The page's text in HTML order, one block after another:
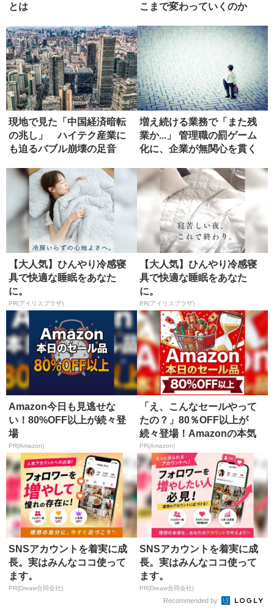
とは
こまで変わっていくのか
現地で見た「中国経済暗転
の兆し」 ハイテク産業に
も迫るバブル崩壊の足音
増え続ける業務で「また残
業か...」 管理職の罰ゲーム
化に、企業が無関心を貫く
【大人気】ひんやり冷感寝
具で快適な睡眠をあなた
に。
PR(アイリスプラザ)
【大人気】ひんやり冷感寝
具で快適な睡眠をあなた
に。
PR(アイリスプラザ)
Amazon今日も見逃せな
い！80%OFF以上が続々登
場
PR(Amazon)
「え、こんなセールやって
たの？」80％OFF以上が
続々登場！Amazonの本気
が...
PR(Amazon)
SNSアカウントを着実に成
長。実はみんなココ使って
ます。
PR(Dreaw合同会社)
SNSアカウントを着実に成
長。実はみんなココ使って
ます。
PR(Dreaw合同会社)
Recommended by